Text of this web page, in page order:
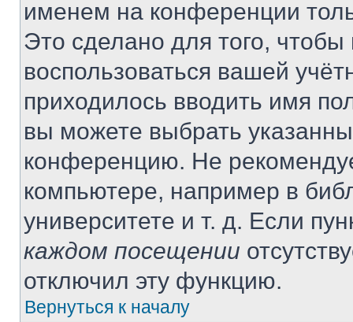
именем на конференции
Это сделано для того, чтобы
воспользоваться вашей
приходилось вводить имя
вы можете выбрать
конференцию. Не
компьютере, например в
университете и т. д. Если
каждом посещении
отключил эту функцию.
Вернуться к началу